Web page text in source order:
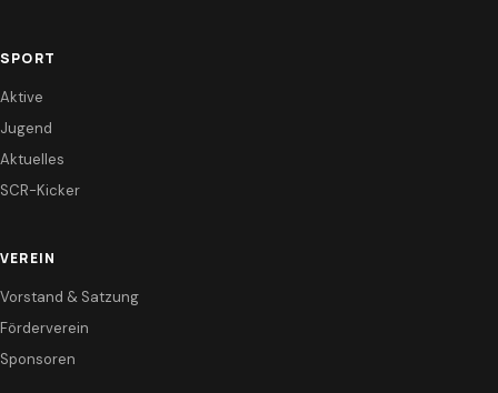
SPORT
Aktive
Jugend
Aktuelles
SCR-Kicker
VEREIN
Vorstand & Satzung
Förderverein
Sponsoren